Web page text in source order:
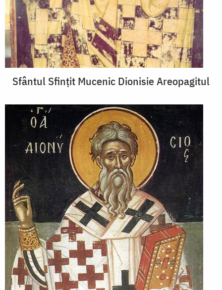
Sfântul Sfințit Mucenic Dionisie Areopagitul